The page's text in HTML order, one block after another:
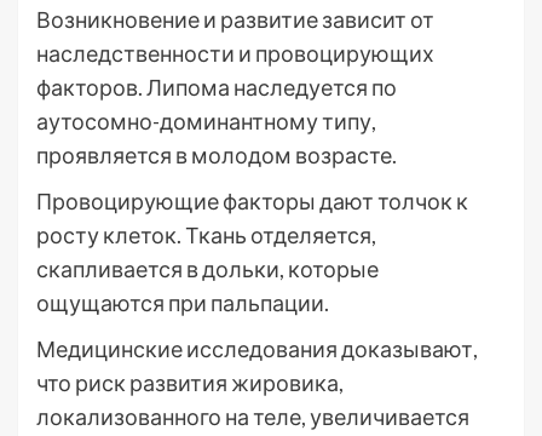
Возникновение и развитие зависит от
наследственности и провоцирующих
факторов. Липома наследуется по
аутосомно-доминантному типу,
проявляется в молодом возрасте.
Провоцирующие факторы дают толчок к
росту клеток. Ткань отделяется,
скапливается в дольки, которые
ощущаются при пальпации.
Медицинские исследования доказывают,
что риск развития жировика,
локализованного на теле, увеличивается